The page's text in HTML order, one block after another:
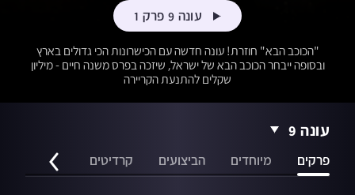
עונה 9 פרק 1
"הכוכב הבא" חוזרת! עונה חדשה עם הכישרונות הכי גדולים בארץ
ובסופה ייבחר הכוכב הבא של ישראל, שיזכה בפרס משנה חיים - מיליון
שקלים להתנעת הקריירה
עונה 9
פרקים מיוחדים הביצועים קרדיטים